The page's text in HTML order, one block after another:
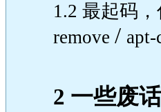
1.2 最起码
remove / apt-
2 一些废话